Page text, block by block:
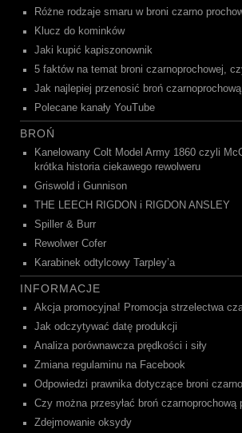
Różne rodzaje smaru w broni czarno
Klucz do kominków
Jaki kupić kapiszonownik
5 faktów na temat broni czarnoprochowej,
Jak najlepiej przenosić broń czarnoprochową
Polecane kanały YouTube
BROŃ
Kanelowany Colt Model Army 1860 czyli
krótka historia ciekawego rewolweru
Griswold i Gunnison
THE LEECH RIGDON i RIGDON ANSLEY
Spiller & Burr
Rewolwer Cofer
Karabinek odtylcowy Tarpley’a
INFORMACJE
Akcja promocyjna! Promocja strzelectwa
Jak odczytywać datę produkcji
Analiza porównawcza prędkości i siły
Zmiana regulaminu na Facebook
Odpowiedzi prawnika dotyczące broni
Czy można przesyłać broń czarnoprochową
Zdejmowanie oksydy